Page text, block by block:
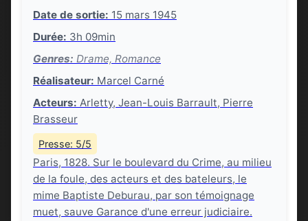
Date de sortie: 15 mars 1945
Durée: 3h 09min
Genres: Drame, Romance
Réalisateur: Marcel Carné
Acteurs: Arletty, Jean-Louis Barrault, Pierre
Brasseur
Presse: 5/5
Paris, 1828. Sur le boulevard du Crime, au milieu
de la foule, des acteurs et des bateleurs, le
mime Baptiste Deburau, par son témoignage
muet, sauve Garance d'une erreur judiciaire.